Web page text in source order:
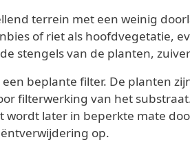
terrein met een weinig
of riet als hoofdvegetatie,
stengels van de planten,
beplante filter. De planten
filterwerking van het
later in beperkte mate
op.